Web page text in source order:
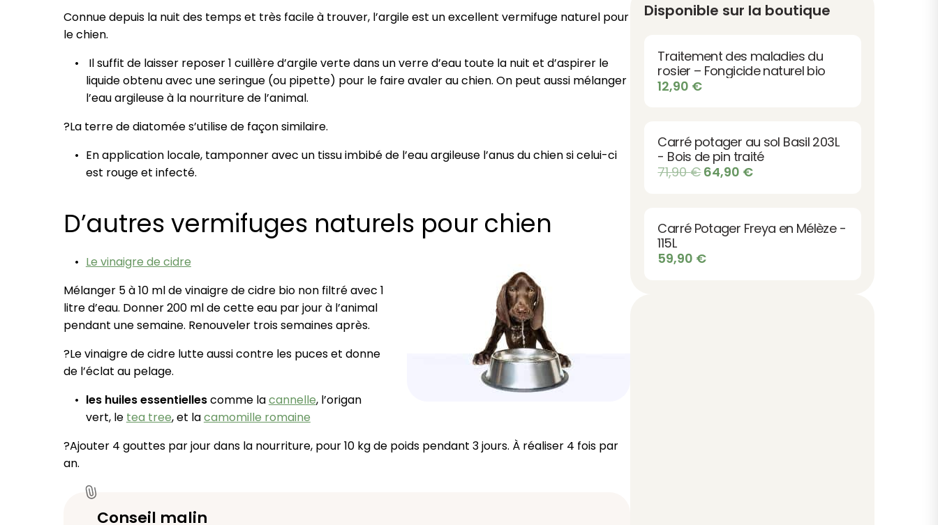
Connue depuis la nuit des temps et très facile à trouver, l’argile est un excellent vermifuge naturel pour
le chien.
Il suffit de laisser reposer 1 cuillère d’argile verte dans un verre d’eau toute la nuit et d’aspirer le
liquide obtenu avec une seringue (ou pipette) pour le faire avaler au chien. On peut aussi mélanger
l’eau argileuse à la nourriture de l’animal.
?La terre de diatomée s’utilise de façon similaire.
En application locale, tamponner avec un tissu imbibé de l’eau argileuse l’anus du chien si celui-ci
est rouge et infecté.
D’autres vermifuges naturels pour chien
Le vinaigre de cidre
Mélanger 5 à 10 ml de vinaigre de cidre bio non filtré avec 1
litre d’eau. Donner 200 ml de cette eau par jour à l’animal
pendant une semaine. Renouveler trois semaines après.
?Le vinaigre de cidre lutte aussi contre les puces et donne
de l’éclat au pelage.
les huiles essentiellescomme lacannelle, l’origan
vert, le tea tree, et lacamomille romaine
?Ajouter 4 gouttes par jour dans la nourriture, pour 10 kg de poids pendant 3 jours. À réaliser 4 fois par
an.
Conseil malin
Disponible sur la boutique
Traitement des maladies du
rosier – Fongicide naturel bio
12,90 €
Carré potager au sol Basil 203L
- Bois de pin traité
71,90€Le
était :
71,90 €.
64,90 €Le
64,90 €.
Carré Potager Freya en Mélèze -
115L
59,90 €